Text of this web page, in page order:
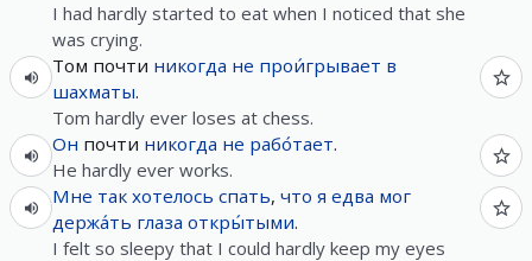
I had hardly started to eat when I noticed that she
was crying.
Том почти никогда не прои́грывает в
шахматы.
Tom hardly ever loses at chess.
Он почти никогда не рабо́тает.
He hardly ever works.
Мне так хотелось спать, что я едва мог
держа́ть глаза откры́тыми.
I felt so sleepy that I could hardly keep my eyes